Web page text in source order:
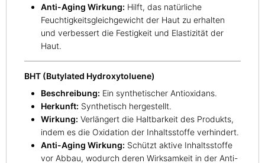
Anti-Aging Wirkung: Hilft, das natürliche
Feuchtigkeitsgleichgewicht der Haut zu erhalten
und verbessert die Festigkeit und Elastizität der
Haut.
BHT (Butylated Hydroxytoluene)
Beschreibung: Ein synthetischer Antioxidans.
Herkunft: Synthetisch hergestellt.
Wirkung: Verlängert die Haltbarkeit des Produkts,
indem es die Oxidation der Inhaltsstoffe verhindert.
Anti-Aging Wirkung: Schützt aktive Inhaltsstoffe
vor Abbau, wodurch deren Wirksamkeit in der Anti-